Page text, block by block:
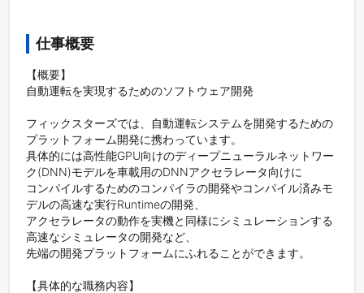
仕事概要
【概要】
自動運転を実現するためのソフトウェア開発
フィックスターズでは、自動運転システムを開発するための
プラットフォーム開発に携わっています。
具体的には高性能GPU向けのディープニューラルネットワー
ク(DNN)モデルを車載用のDNNアクセラレータ向けに
コンパイルするためのコンパイラの開発やコンパイル済みモ
デルの高速な実行Runtimeの開発、
アクセラレータの動作を実機と同様にシミュレーションする
高速なシミュレータの開発など、
先端の開発プラットフォームにふれることができます。
【具体的な職務内容】